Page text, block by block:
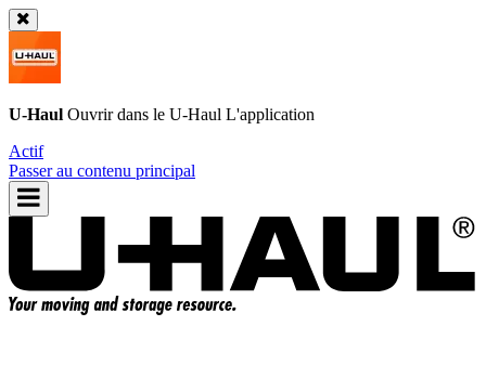
U-Haul Ouvrir dans le U-Haul L'application
Actif
Passer au contenu principal